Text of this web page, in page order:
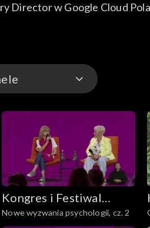
Director w Google Cloud
Małych i Średnich
PZU SA/Dyrektor
KGHM Polska Miedź S.A.
Kongres i Festiwal
Psychologiczny
Nowe wyzwania psychologii, cz. 2